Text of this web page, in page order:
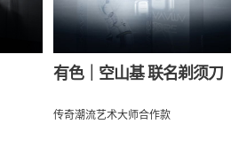
有色｜空山基 联名剃须刀
传奇潮流艺术大师合作款